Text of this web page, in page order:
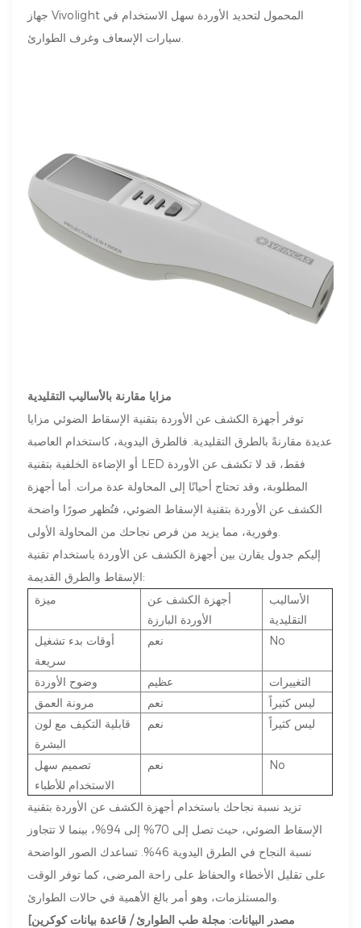
جهاز Vivolight المحمول لتحديد الأوردة سهل الاستخدام في
مزايا مقارنة بالأساليب التقليدية
توفر أجهزة الكشف عن الأوردة بتقنية الإسقاط الضوئي مزايا
عديدة مقارنةً بالطرق التقليدية. فالطرق اليدوية، كاستخدام العاصبة
أو الإضاءة الخلفية بتقنية LED فقط، قد لا تكشف عن الأوردة
المطلوبة، وقد تحتاج أحيانًا إلى المحاولة عدة مرات. أما أجهزة
الكشف عن الأوردة بتقنية الإسقاط الضوئي، فتُظهر صورًا واضحة
إليكم جدول يقارن بين أجهزة الكشف عن الأوردة باستخدام تقنية
الإسقاط والطرق القديمة:
ميزة
أجهزة الكشف عن
الأوردة البارزة
الأساليب
التقليدية
أوقات بدء تشغيل
سريعة
نعم No
وضوح الأوردة عظيم
التغييرات
مرونة العمق
نعم
ليس كثيراً
قابلية التكيف مع لون
البشرة
نعم ليس كثيراً
تصميم سهل
الاستخدام للأطباء
نعم No
تزيد نسبة نجاحك باستخدام أجهزة الكشف عن الأوردة بتقنية
الإسقاط الضوئي، حيث تصل إلى 70% إلى 94%، بينما لا تتجاوز
نسبة النجاح في الطرق اليدوية 46%. تساعدك الصور الواضحة
على تقليل الأخطاء والحفاظ على راحة المرضى، كما توفر الوقت
[مصدر البيانات: مجلة طب الطوارئ / قاعدة بيانات كوكرين